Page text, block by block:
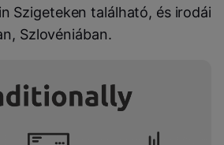
Szigeteken található, és irodái
Szlovéniában.